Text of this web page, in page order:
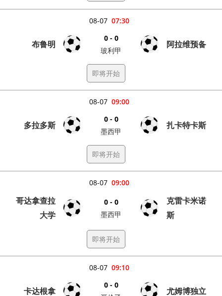
07:30
08-07
布鲁明
0 - 0
玻利甲
阿拉维预备
即将开始
09:00
08-07
多拉多斯
0 - 0
墨西甲
扎卡特卡斯
即将开始
09:00
08-07
哥达拿查拉
大学
0 - 0
墨西甲
克雷卡米诺
斯
即将开始
09:10
08-07
卡达根拿
0 - 0
尤姆博独立